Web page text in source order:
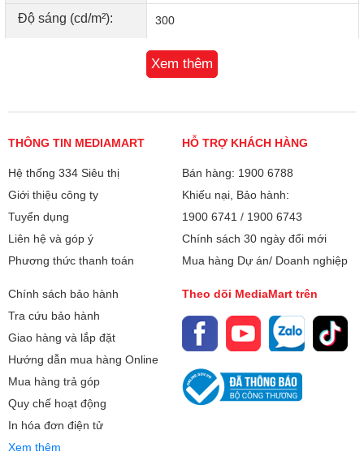
Có được điều gần gũi nhất với trò chơi thời gian
thực. Dynamic Action Sync®
nâng cao lối chơi của bạn để có trải nghiệm ở cấp độ
khoảnh khắc với độ trễ đầu vào giảm và hiệu suất đáng
kinh ngạc.
Tính Năng Crosshair Mang Lại Lợi Thế Về Độ Chính
Độ sáng (cd/m²): 300
VA
Tỉ lệ màn hình:
Cổng kết nối:
HDMI
Bảo hành 24 tháng
Xem thêm
THÔNG TIN MEDIAMART
Hệ thống 334 Siêu thị
Giới thiệu công ty
Tuyển dụng
Liên hệ và góp ý
Phương thức thanh toán
HỖ TRỢ KHÁCH HÀNG
Bán hàng: 1900 6788
Khiếu nại, Bảo hành:
1900 6741 / 1900 6743
Chính sách 30 ngày đổi mới
Mua hàng Dự án/ Doanh nghiệp
Chính sách bảo hành
Tra cứu bảo hành
Giao hàng và lắp đặt
Hướng dẫn mua hàng Online
Mua hàng trả góp
Quy chế hoạt động
In hóa đơn điện tử
Xem thêm
Theo dõi MediaMart trên